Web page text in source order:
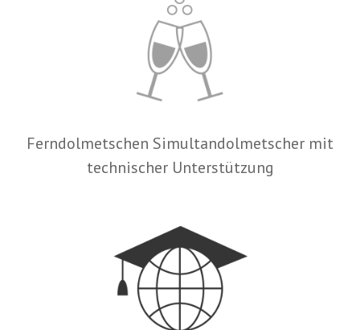
Ferndolmetschen Simultandolmetscher mit
technischer Unterstützung